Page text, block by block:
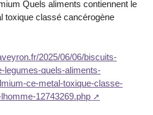
Quels aliments contiennent le
toxique classé cancérogène
2025/06/06/biscuits-
legumes-quels-aliments-
ce-metal-toxique-classe-
12743269.php